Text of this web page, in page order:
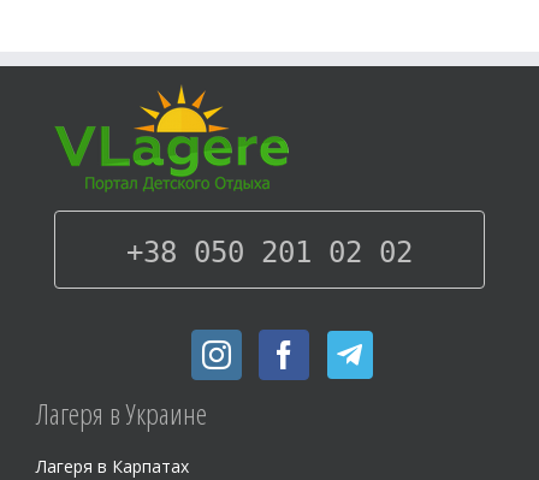
+38 050 201 02 02
Лагеря в Украине
Лагеря в Карпатах